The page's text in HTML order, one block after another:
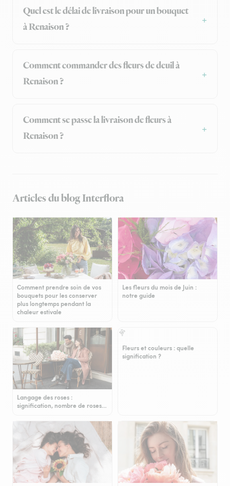
Quel est le délai de livraison pour un bouquet
à Renaison ?
Comment commander des fleurs de deuil à
Renaison ?
Comment se passe la livraison de fleurs à
Renaison ?
Articles du blog Interflora
Comment prendre soin de vos
bouquets pour les conserver
plus longtemps pendant la
chaleur estivale
Les fleurs du mois de Juin :
notre guide
Langage des roses :
signification, nombre de roses…
Fleurs et couleurs : quelle
signification ?